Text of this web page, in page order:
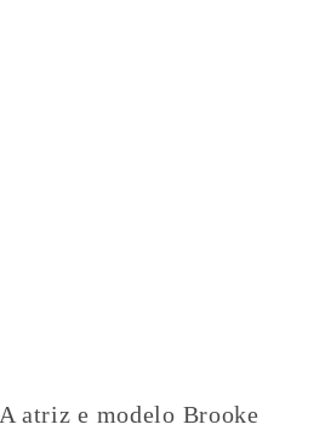
A atriz e modelo Brooke